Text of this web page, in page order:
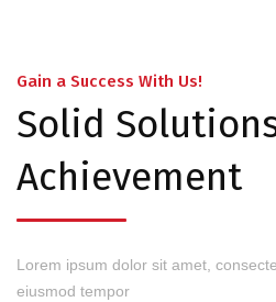
Gain a Success With Us!
Solid
Achievement
Lorem ipsum dolor sit amet,
eiusmod tempor